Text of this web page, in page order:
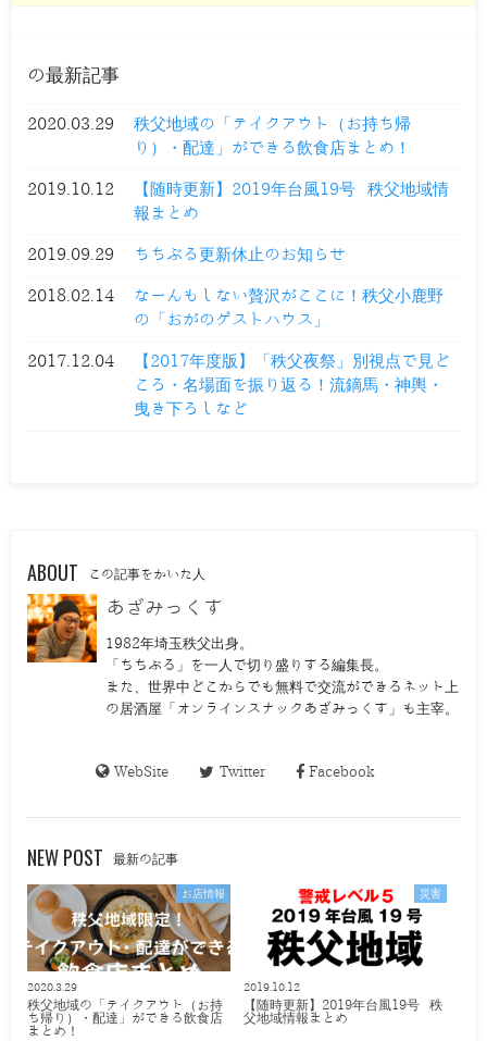
の最新記事
2020.03.29
秩父地域の「テイクアウト（お持ち帰
り）・配達」ができる飲食店まとめ！
2019.10.12
【随時更新】2019年台風19号 秩父地域情
報まとめ
2019.09.29 ちちぶる更新休止のお知らせ
2018.02.14
なーんもしない贅沢がここに！秩父小鹿野
の「おがのゲストハウス」
2017.12.04
【2017年度版】「秩父夜祭」別視点で見ど
ころ・名場面を振り返る！流鏑馬・神輿・
曳き下ろしなど
ABOUT この記事をかいた人
あざみっくす
1982年埼玉秩父出身。
「ちちぶる」を一人で切り盛りする編集長。
また、世界中どこからでも無料で交流ができるネット上
の居酒屋「オンラインスナックあざみっくす」も主宰。
WebSite Twitter Facebook
NEW POST 最新の記事
お店情報
2020.3.29
秩父地域の「テイクアウト（お持
ち帰り）・配達」ができる飲食店
まとめ！
災害
2019.10.12
【随時更新】2019年台風19号 秩
父地域情報まとめ